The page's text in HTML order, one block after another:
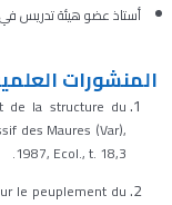
أستاذ عضو هيئة تدريس في
المنشورات
de la structure du
des Maures (Var),
1987, Ecol., t. 18,3.
le peuplement du